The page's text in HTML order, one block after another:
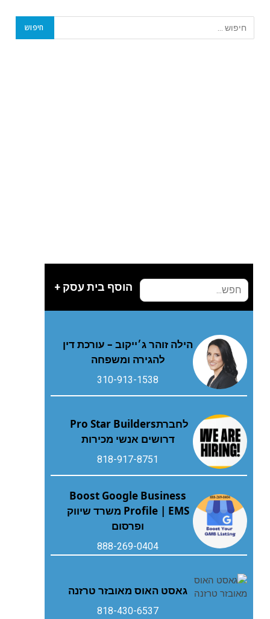
הוסף בית עסק +
הילה זוהר ג׳ייקוב – עורכת דין
להגירה ומשפחה
310-913-1538
לחברת‭ ‬Pro Star Builders‭
‬דרושים‭ ‬אנשי‭ ‬מכירות
818-917-8751
Boost Google Business
Profile | EMS משרד שיווק
ופרסום
888-269-0404
גאסט‭ ‬האוס‭ ‬מאובזר‭ ‬טרזנה
818-430-6537